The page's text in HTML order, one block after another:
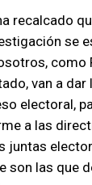
recalcado
se
como
van a
electoral,
a las
juntas
son las que